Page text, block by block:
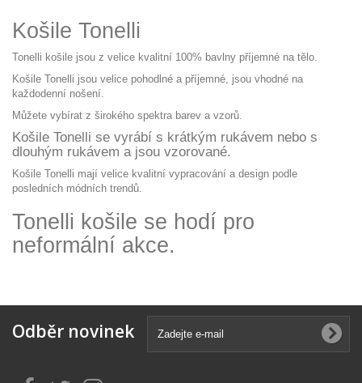
Košile Tonelli
Tonelli košile jsou z velice kvalitní 100% bavlny příjemné na tělo.
Košile Tonelli jsou velice pohodlné a příjemné, jsou vhodné na
každodenní nošení.
Můžete vybírat z širokého spektra barev a vzorů.
Košile Tonelli se vyrábí s krátkým rukávem nebo s
dlouhým rukávem a jsou vzorované.
Košile Tonelli mají velice kvalitní vypracování a design podle
posledních módních trendů.
Tonelli košile se hodí pro
neformální akce.
Odběr novinek